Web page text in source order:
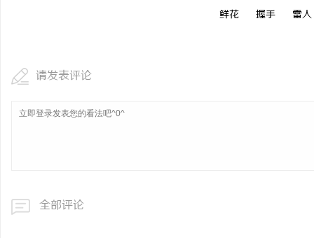
鲜花 握手 雷人
请发表评论
全部评论